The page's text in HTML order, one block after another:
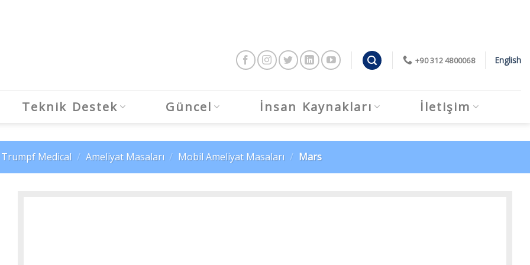
+90 312 4800068 English
Teknik Destek Güncel İnsan Kaynakları İletişim
Trumpf Medical / Ameliyat Masaları / Mobil Ameliyat Masaları / Mars